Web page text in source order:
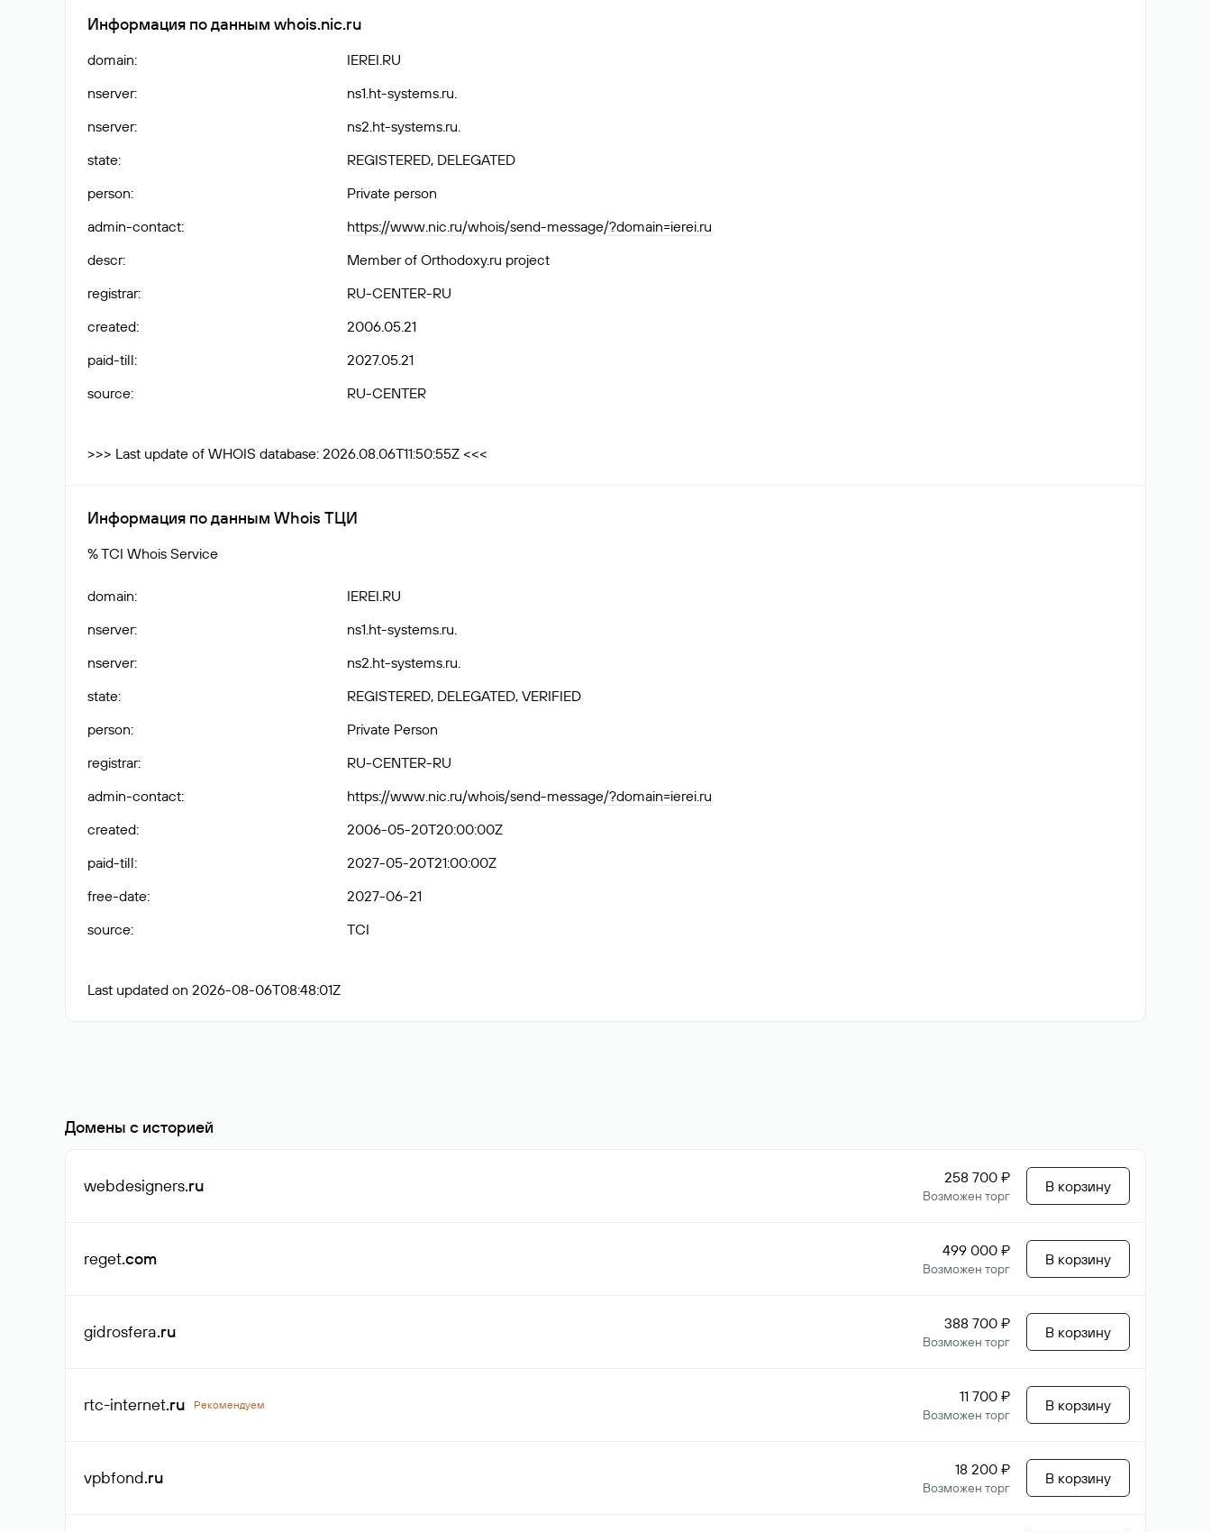
Информация по данным whois.nic.ru
domain:
IEREI.RU
nserver:
ns1.ht-systems.ru.
nserver:
ns2.ht-systems.ru.
state:
REGISTERED, DELEGATED
person:
Private person
admin-contact:
https://www.nic.ru/whois/send-message/?domain=ierei.ru
descr:
Member of Orthodoxy.ru project
registrar:
RU-CENTER-RU
created:
2006.05.21
paid-till:
2027.05.21
source: RU-CENTER
>>> Last update of WHOIS database: 2026.08.06T11:50:55Z <<<
Информация по данным Whois ТЦИ
% TCI Whois Service
domain:
IEREI.RU
nserver:
ns1.ht-systems.ru.
nserver:
ns2.ht-systems.ru.
state:
REGISTERED, DELEGATED, VERIFIED
person:
Private Person
registrar:
RU-CENTER-RU
admin-contact:
https://www.nic.ru/whois/send-message/?domain=ierei.ru
created:
2006-05-20T20:00:00Z
paid-till:
2027-05-20T21:00:00Z
free-date:
2027-06-21
source: TCI
Last updated on 2026-08-06T08:48:01Z
Домены с историей
webdesigners.ru 258 700 ₽
Возможен торг
В корзину
reget.com 499 000 ₽
Возможен торг
В корзину
gidrosfera.ru 388 700 ₽
Возможен торг
В корзину
rtc-internet.ru Рекомендуем 11 700 ₽
Возможен торг
В корзину
vpbfond.ru 18 200 ₽
Возможен торг
В корзину